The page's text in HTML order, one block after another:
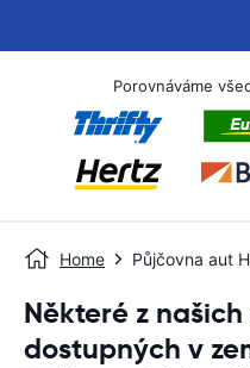
Porovnáváme
Home Půjčovna aut
Některé z
dostupných v